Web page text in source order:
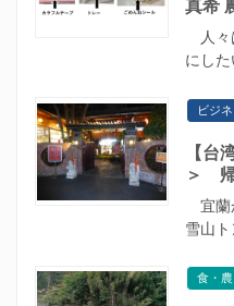
真希
人々
にし
ビジ
【台
＞
宜蘭
雪山
食・